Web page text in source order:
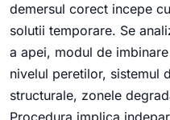
demersul corect incepe
solutii temporare. Se
a apei, modul de
nivelul peretilor, sistemul
structurale, zonele